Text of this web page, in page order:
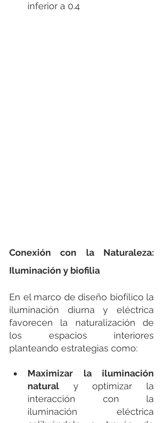
inferior a 0.4
Conexión con la Naturaleza:
Iluminación y biofilia
En el marco de diseño biofílico la
iluminación diurna y eléctrica
favorecen la naturalización de
los espacios interiores
planteando estrategias como:
Maximizar la iluminación
natural y optimizar la
interacción con la
iluminación eléctrica